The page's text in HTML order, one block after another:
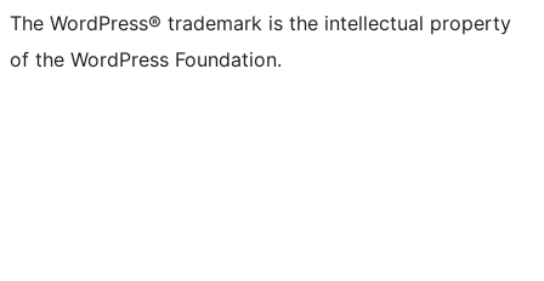
The WordPress® trademark is the intellectual property
of the WordPress Foundation.